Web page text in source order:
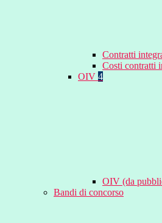
Contratti
Costi contratti
OIV 4
OIV (da
Bandi di concorso